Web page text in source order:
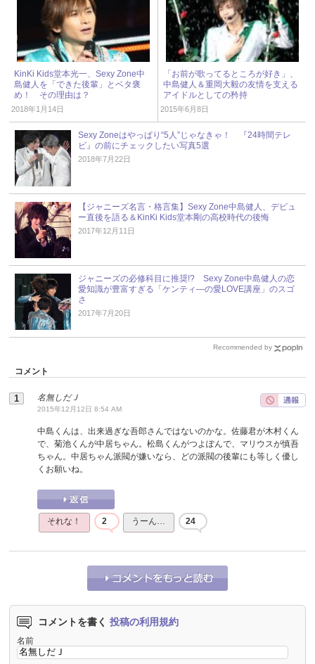
KinKi Kids堂本光一、Sexy Zone中
島健人を「できた後輩」とベタ褒
め！ その理由は？
2018年1月14日
「お前が歌ってるところが好き」、
中島健人＆重岡大毅の友情を支える
アイドルとしての矜持
2015年6月8日
Sexy Zoneはやっぱり“5人”じゃなきゃ！ 『24時間テレ
ビ』の前にチェックしたい写真5選
2018年7月22日
【ジャニーズ名言・格言集】Sexy Zone中島健人、デビュ
ー直後を語る＆KinKi Kids堂本剛の高校時代の後悔
2017年12月11日
ジャニーズの必修科目に推奨!? Sexy Zone中島健人の恋
愛知識が豊富すぎる「ケンティ―の愛LOVE講座」のスゴ
さ
2017年7月20日
Recommended by
コメント
名無しだＪ
2015年12月12日 8:54 AM
中島くんは、出来過ぎな吾郎さんではないのかな。佐藤君が木村くん
で、菊池くんが中居ちゃん。松島くんがつよぽんで、マリウスが慎吾
ちゃん。中居ちゃん派閥が嫌いなら、どの派閥の後輩にも等しく優し
くお願いね。
それな！ 2 うーん… 24
コメントを書く 投稿の利用規約
名前